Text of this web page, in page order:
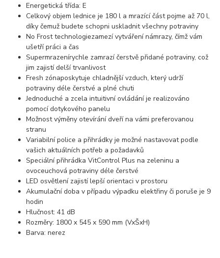
Energetická třída: E
Celkový objem lednice je 180 l a mrazící část pojme až 70 l,
díky čemuž budete schopni uskladnit všechny potraviny
No Frost technologiezamezí vytváření námrazy, čímž vám
ušetří práci a čas
Supermrazenírychle zamrazí čerstvě přidané potraviny, což
jim zajistí delší trvanlivost
Fresh zónaposkytuje chladnější vzduch, který udrží
potraviny déle čerstvé a plné chuti
Jednoduché a zcela intuitivní ovládání je realizováno
pomocí dotykového panelu
Možnost výměny otevírání dveří na vámi preferovanou
stranu
Variabilní police a přihrádky je možné nastavovat podle
vašich aktuálních potřeb a požadavků
Speciální přihrádka VitControl Plus na zeleninu a
ovoceuchová potraviny déle čerstvé
LED osvětlení zajistí lepší orientaci v prostoru
Akumulační doba v případu výpadku elektřiny či poruše je 9
hodin
Hlučnost: 41 dB
Rozměry: 1800 x 545 x 590 mm (VxŠxH)
Barva: nerez